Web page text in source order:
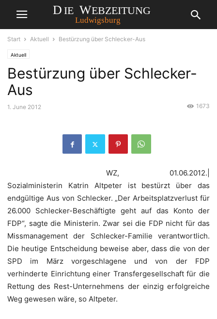
Start Aktuell Bestürzung über Schlecker-Aus
Aktuell
Bestürzung über Schlecker-
Aus
1. June 2012 1673
WZ, 01.06.2012.|
Sozialministerin Katrin Altpeter ist bestürzt über das
endgültige Aus von Schlecker. „Der Arbeitsplatzverlust für
26.000 Schlecker-Beschäftigte geht auf das Konto der
FDP“, sagte die Ministerin. Zwar sei die FDP nicht für das
Missmanagement der Schlecker-Familie verantwortlich.
Die heutige Entscheidung beweise aber, dass die von der
SPD im März vorgeschlagene und von der FDP
verhinderte Einrichtung einer Transfergesellschaft für die
Rettung des Rest-Unternehmens der einzig erfolgreiche
Weg gewesen wäre, so Altpeter.